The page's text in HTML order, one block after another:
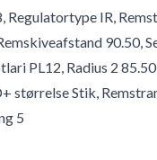
Regulatortype IR,
90.50,
PL12, Radius 2
størrelse Stik,
5